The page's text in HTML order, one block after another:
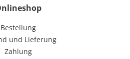
Bestellung
und Lieferung
Zahlung